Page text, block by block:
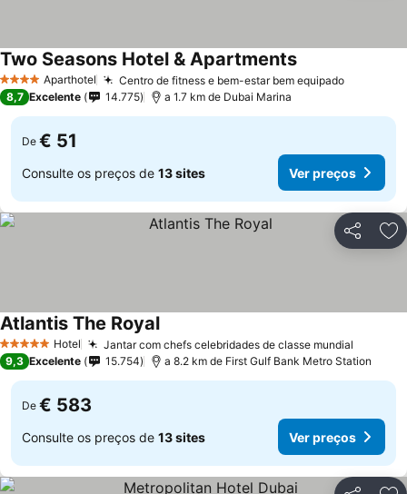
4 EstrelasAparthotel Centro de fitness e bem-estar bem equipado
Two Seasons Hotel & Apartments
8,7 Excelente 14.775 a 1.7 km de Dubai Marina
De € 51
Consulte os preços de 13 sites Ver preços
Partilhar
5 Estrelas Hotel Jantar com chefs celebridades de classe mundial
Atlantis The Royal
9,3 Excelente 15.754 a 8.2 km de First Gulf Bank Metro Station
De € 583
Consulte os preços de 13 sites Ver preços